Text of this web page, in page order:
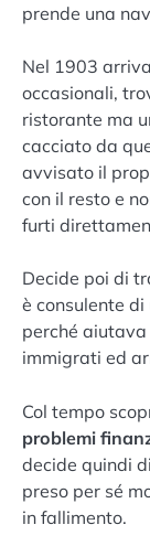
prende una
Nel 1903
occasionali,
ristorante ma
cacciato da
avvisato il
con il resto e
furti
Decide poi di
è consulente
perché
immigrati ed
Col tempo
problemi
decide quindi
preso per sé
in fallimento.